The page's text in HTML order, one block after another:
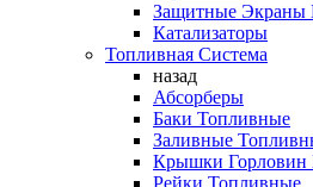
Защитные Экраны
Катализаторы
Топливная Система
назад
Абсорберы
Баки Топливные
Заливные
Крышки Горловин
Рейки Топливные